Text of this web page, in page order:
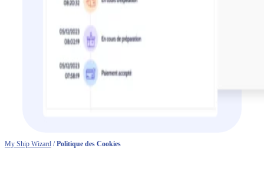
My Ship Wizard /Politique des Cookies